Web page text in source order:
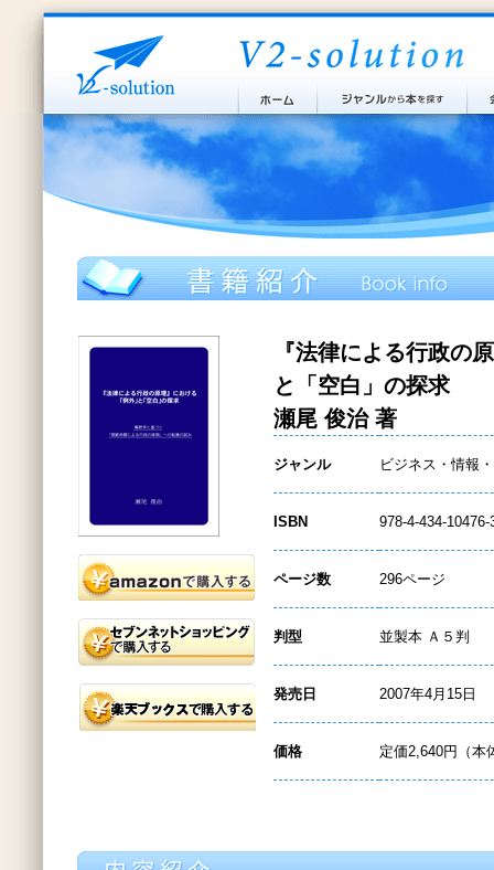
『法律による行政の
と「空白」の探求
瀬尾 俊治 著
ジャンル ビジネス・情報
ISBN 978-4-434-10476-
ページ数 296ページ
判型 並製本 Ａ５判
発売日 2007年4月15日
価格 定価2,640円（本